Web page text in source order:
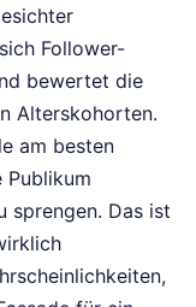
Follower-
bewertet die
Alterskohorten.
am besten
sprengen. Das ist